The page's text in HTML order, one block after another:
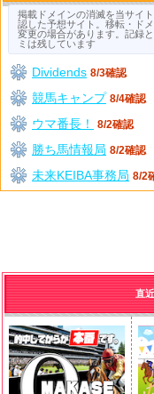
掲載ドメインの消滅を当サイ
認した予想サイト。移転・ド
変更の場合があります。記録
ミは残しています
Dividends 8/3確認
競馬キャンプ 8/4確認
ウマ番長！ 8/2確認
勝ち馬情報局 8/2確認
未来KEIBA事務局 8/2
直